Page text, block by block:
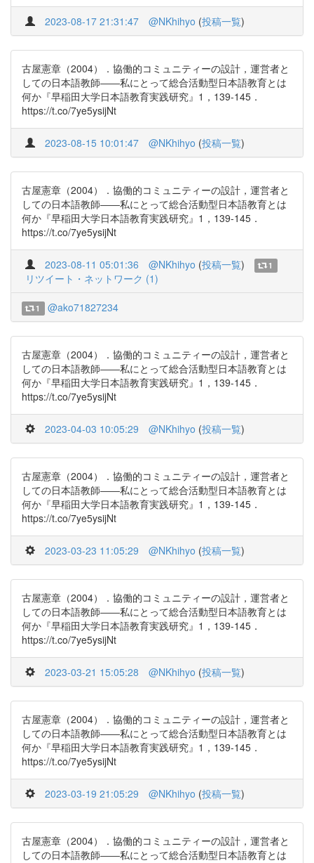
2023-08-17 21:31:47 @NKhihyo (投稿一覧)
古屋憲章（2004）．協働的コミュニティーの設計，運営者と
しての日本語教師――私にとって総合活動型日本語教育とは
何か『早稲田大学日本語教育実践研究』1，139-145．
https://t.co/7ye5ysijNt
2023-08-15 10:01:47 @NKhihyo (投稿一覧)
古屋憲章（2004）．協働的コミュニティーの設計，運営者と
しての日本語教師――私にとって総合活動型日本語教育とは
何か『早稲田大学日本語教育実践研究』1，139-145．
https://t.co/7ye5ysijNt
2023-08-11 05:01:36 @NKhihyo (投稿一覧) 1
リツイート・ネットワーク (1)
1 @ako71827234
古屋憲章（2004）．協働的コミュニティーの設計，運営者と
しての日本語教師――私にとって総合活動型日本語教育とは
何か『早稲田大学日本語教育実践研究』1，139-145．
https://t.co/7ye5ysijNt
2023-04-03 10:05:29 @NKhihyo (投稿一覧)
古屋憲章（2004）．協働的コミュニティーの設計，運営者と
しての日本語教師――私にとって総合活動型日本語教育とは
何か『早稲田大学日本語教育実践研究』1，139-145．
https://t.co/7ye5ysijNt
2023-03-23 11:05:29 @NKhihyo (投稿一覧)
古屋憲章（2004）．協働的コミュニティーの設計，運営者と
しての日本語教師――私にとって総合活動型日本語教育とは
何か『早稲田大学日本語教育実践研究』1，139-145．
https://t.co/7ye5ysijNt
2023-03-21 15:05:28 @NKhihyo (投稿一覧)
古屋憲章（2004）．協働的コミュニティーの設計，運営者と
しての日本語教師――私にとって総合活動型日本語教育とは
何か『早稲田大学日本語教育実践研究』1，139-145．
https://t.co/7ye5ysijNt
2023-03-19 21:05:29 @NKhihyo (投稿一覧)
古屋憲章（2004）．協働的コミュニティーの設計，運営者と
しての日本語教師――私にとって総合活動型日本語教育とは